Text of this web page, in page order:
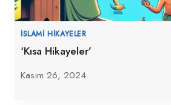
İSLAMI HIKAYELER
‘Kısa Hikayeler’
Kasım 26, 2024